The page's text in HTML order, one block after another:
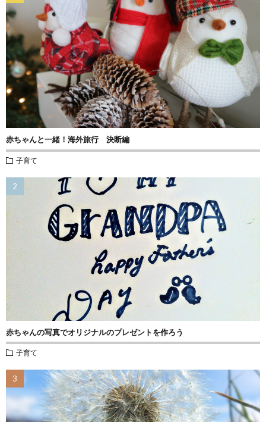
赤ちゃんと一緒！海外旅行 決断編
子育て
赤ちゃんの写真でオリジナルのプレゼントを作ろう
子育て